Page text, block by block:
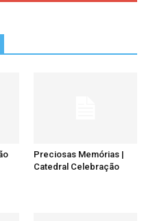
Preciosas Memórias |
Catedral Celebração